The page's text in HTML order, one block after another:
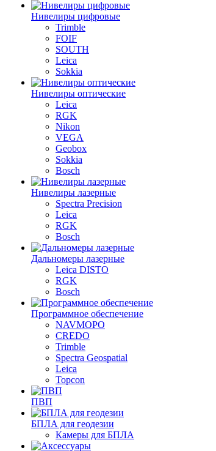
Нивелиры цифровые
Trimble
FOIF
SOUTH
Leica
Sokkia
Нивелиры оптические
Leica
RGK
Nikon
VEGA
Geobox
Sokkia
Bosch
Нивелиры лазерные
Spectra Precision
Leica
RGK
Bosch
Дальномеры лазерные
Leica DISTO
RGK
Bosch
Программное обеспечение
NAVMOPO
CREDO
Trimble
Spectra Geospatial
Leica
Topcon
ПВП
БПЛА для геодезии
Камеры для БПЛА